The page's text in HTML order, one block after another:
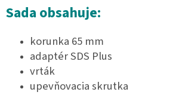
Sada obsahuje:
korunka 65 mm
adaptér SDS Plus
vrták
upevňovacia skrutka